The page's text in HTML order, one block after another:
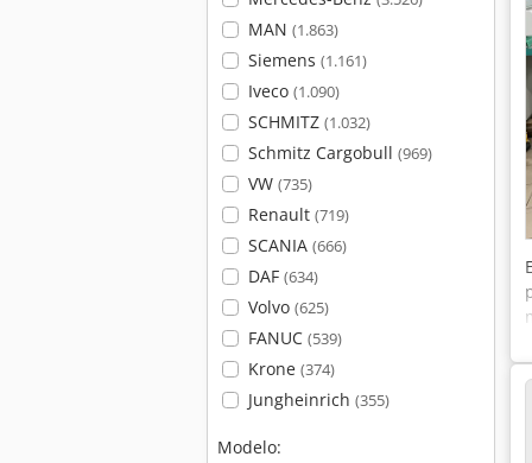
MAN (1.863)
Siemens (1.161)
Iveco (1.090)
SCHMITZ (1.032)
Schmitz Cargobull (969)
VW (735)
Renault (719)
SCANIA (666)
DAF (634)
Volvo (625)
FANUC (539)
Krone (374)
Jungheinrich (355)
Modelo: